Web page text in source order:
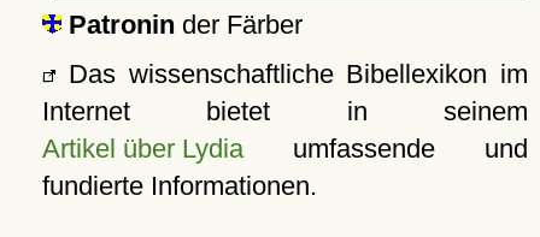
Patronin der Färber
Das wissenschaftliche Bibellexikon im
Internet bietet in seinem
Artikel über Lydiaumfassende und
fundierte Informationen.